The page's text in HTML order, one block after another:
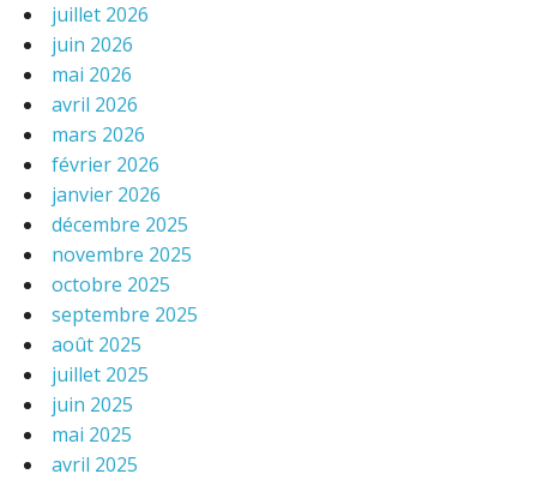
juillet 2026
juin 2026
mai 2026
avril 2026
mars 2026
février 2026
janvier 2026
décembre 2025
novembre 2025
octobre 2025
septembre 2025
août 2025
juillet 2025
juin 2025
mai 2025
avril 2025